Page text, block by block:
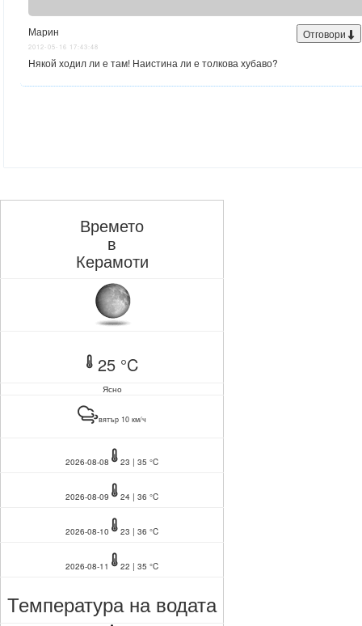
Марин
2012-05-16 17:43:48
Някой ходил ли е там! Наистина ли е толкова хубаво?
Отговори
Времето
в
Керамоти
25 °C
Ясно
вятър 10 км/ч
2026-08-08 23 | 35 °C
2026-08-09 24 | 36 °C
2026-08-10 23 | 36 °C
2026-08-11 22 | 35 °C
Температура на водата